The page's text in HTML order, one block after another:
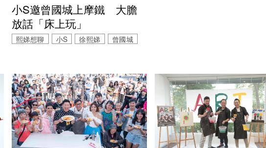
小S邀曾國城上摩鐵 大膽
放話「床上玩」
熙娣想聊 小S 徐熙娣 曾國城